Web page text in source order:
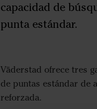
capacidad de
punta estándar.
Väderstad ofrece tres
de puntas estándar de
reforzada.